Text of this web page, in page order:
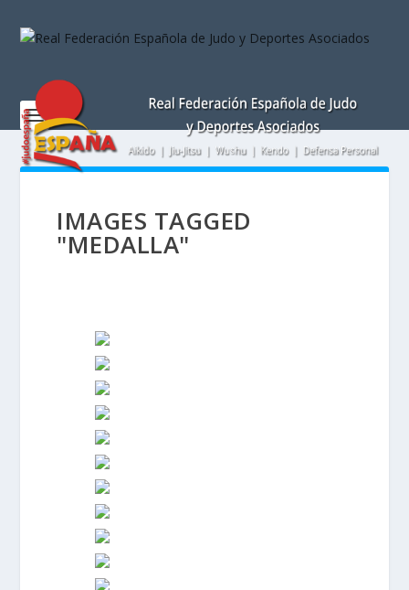
este
incluye
sistema
IMAGES TAGGED
"MEDALLA"